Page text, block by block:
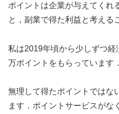
ポイントは企業が与えてくれ
と，副業で得た利益と考える
私は2019年頃から少しずつ
万ポイントをもらっています．
無理して得たポイントではな
ます．ポイントサービスがな